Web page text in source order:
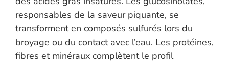
responsables de la saveur piquante, se
transforment en composés sulfurés lors du
broyage ou du contact avec l’eau. Les protéines,
fibres et minéraux complètent le profil